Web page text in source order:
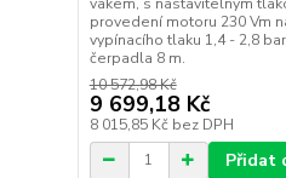
provedení motoru 230 Vm
vypínacího tlaku 1,4 - 2,8
čerpadla 8 m.
10 572,98 Kč
9 699,18 Kč
8 015,85 Kč bez DPH
Přidat